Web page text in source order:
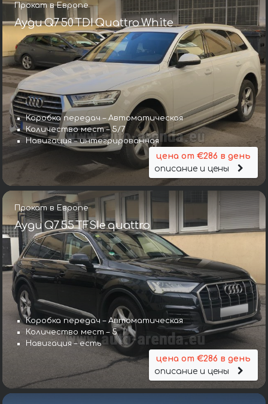
Прокат в Европе
Ауди Q7 50 TDI Quattro White
Коробка передач – Автоматическая
Количество мест – 5/7
Навигация – интегрированная
цена от €286 в день
описание и цены
Прокат в Европе
Ауди Q7 55 TFSIe quattro
Коробка передач – Автоматическая
Количество мест – 5
Навигация – есть
цена от €286 в день
описание и цены